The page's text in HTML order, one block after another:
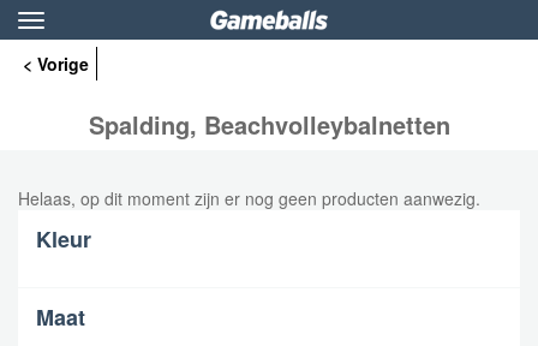
Toggle
navigation
< Vorige
Spalding, Beachvolleybalnetten
Helaas, op dit moment zijn er nog geen producten aanwezig.
Kleur
Maat